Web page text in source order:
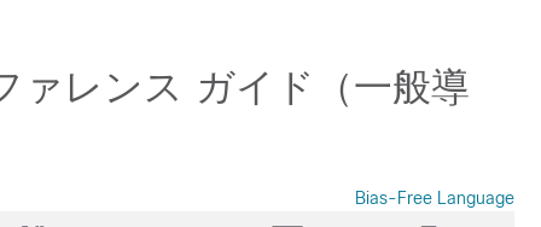
ァレンス ガイド（一般導
Bias-Free Language